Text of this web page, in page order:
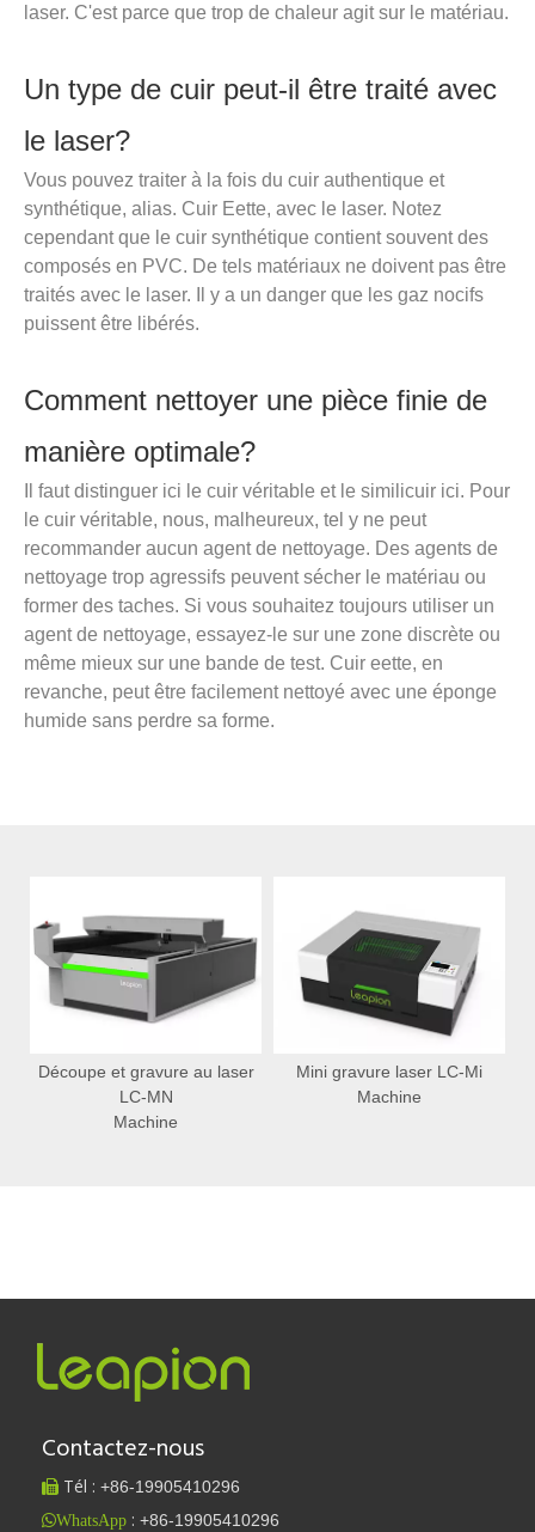
laser. C'est parce que trop de chaleur agit sur le matériau.
Un type de cuir peut-il être traité avec
le laser?
Vous pouvez traiter à la fois du cuir authentique et
synthétique, alias. Cuir Eette, avec le laser. Notez
cependant que le cuir synthétique contient souvent des
composés en PVC. De tels matériaux ne doivent pas être
traités avec le laser. Il y a un danger que les gaz nocifs
puissent être libérés.
Comment nettoyer une pièce finie de
manière optimale?
Il faut distinguer ici le cuir véritable et le similicuir ici. Pour
le cuir véritable, nous, malheureux, tel y ne peut
recommander aucun agent de nettoyage. Des agents de
nettoyage trop agressifs peuvent sécher le matériau ou
former des taches. Si vous souhaitez toujours utiliser un
agent de nettoyage, essayez-le sur une zone discrète ou
même mieux sur une bande de test. Cuir eette, en
revanche, peut être facilement nettoyé avec une éponge
humide sans perdre sa forme.
Découpe et gravure au laser
LC-MN
Machine
Mini gravure laser LC-Mi
Machine
Contactez-nous
 Tél : +86-19905410296
WhatsApp : +86-19905410296